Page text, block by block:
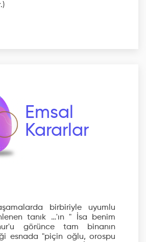
Emsal
Kararlar
birbiriyle uyumlu
tanık …'ın " İsa benim
görünce tam binanın
esnada "piçin oğlu, orospu